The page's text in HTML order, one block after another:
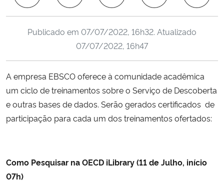
Ministério da Ciência, Tecnologia, Inovações e Comunicações
Ministério do Meio Ambiente
Ministério do Desenvolvimento Regional
Publicado em 07/07/2022, 16h32. Atualizado
07/07/2022, 16h47
A empresa EBSCO oferece à comunidade acadêmica
um ciclo de treinamentos sobre o Serviço de Descoberta
e outras bases de dados. Serão gerados certificados de
participação para cada um dos treinamentos ofertados:
Como Pesquisar na OECD iLibrary (11 de Julho, início
07h)